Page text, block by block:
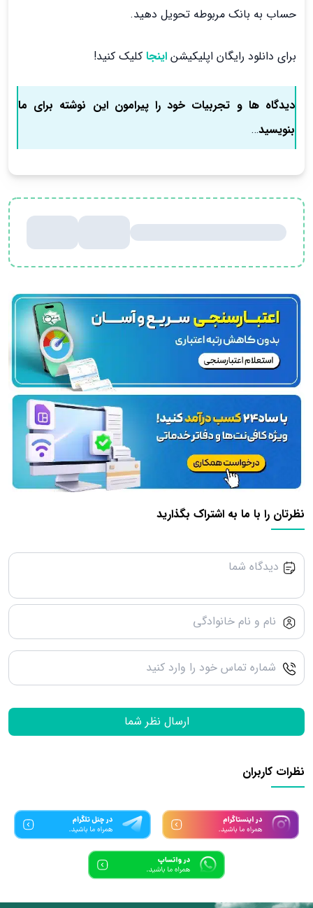
حساب به بانک مربوطه تحویل دهید.
برای دانلود رایگان اپلیکیشن اینجا کلیک کنید!
دیدگاه ها و تجربیات خود را پیرامون این نوشته برای ما
بنویسید…
نظرتان را با ما به اشتراک بگذارید
ارسال نظر شما
نظرات کاربران